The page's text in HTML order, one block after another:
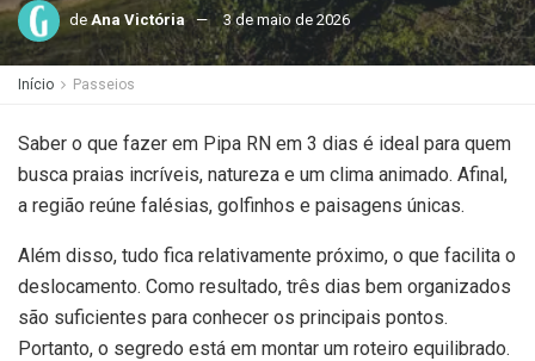
de Ana Victória 3 de maio de 2026
Início Passeios
Saber o que fazer em Pipa RN em 3 dias é ideal para quem
busca praias incríveis, natureza e um clima animado. Afinal,
a região reúne falésias, golfinhos e paisagens únicas.
Além disso, tudo fica relativamente próximo, o que facilita o
deslocamento. Como resultado, três dias bem organizados
são suficientes para conhecer os principais pontos.
Portanto, o segredo está em montar um roteiro equilibrado.